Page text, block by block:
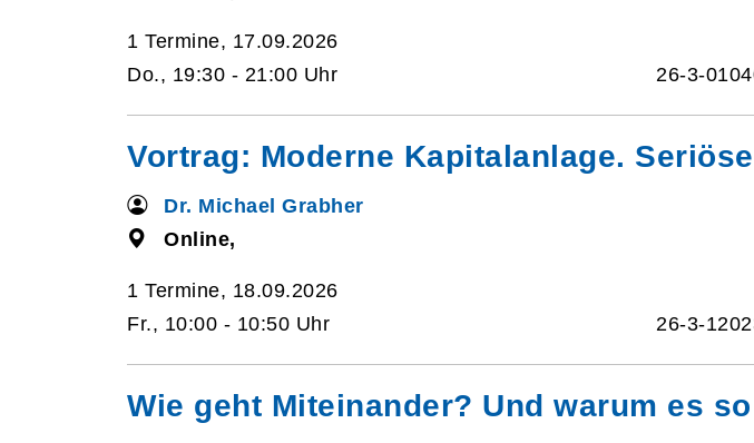
1 Termine, 17.09.2026
Do., 19:30 - 21:00 Uhr
26-3-
Vortrag: Moderne Kapitalanlage.
Dr. Michael Grabher
Online,
1 Termine, 18.09.2026
Fr., 10:00 - 10:50 Uhr
26-3-
Wie geht Miteinander? Und warum es